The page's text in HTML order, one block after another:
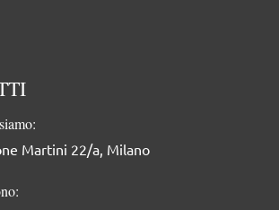
Martini 22/a, Milano